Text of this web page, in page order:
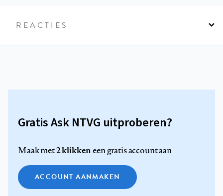
REACTIES
Gratis Ask NTVG uitproberen?
Maak met2 klikkeneen gratis account aan
ACCOUNT AANMAKEN